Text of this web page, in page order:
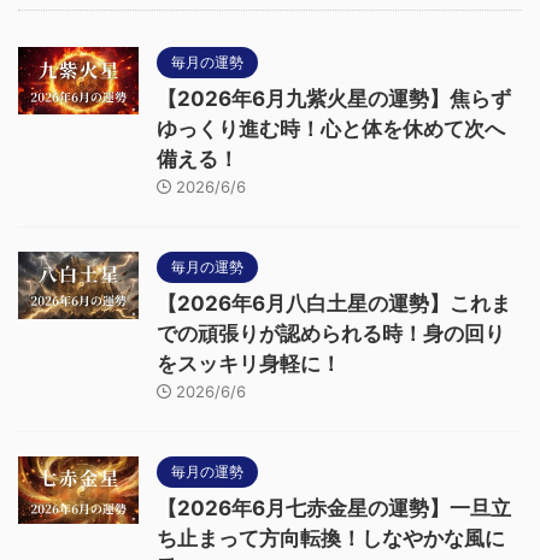
毎月の運勢
【2026年6月九紫火星の運勢】焦らず
ゆっくり進む時！心と体を休めて次へ
備える！
2026/6/6
毎月の運勢
【2026年6月八白土星の運勢】これま
での頑張りが認められる時！身の回り
をスッキリ身軽に！
2026/6/6
毎月の運勢
【2026年6月七赤金星の運勢】一旦立
ち止まって方向転換！しなやかな風に